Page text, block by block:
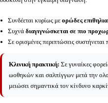
Συνδέεται κυρίως με ορώδες
Συχνά διαγιγνώσκεται σε πιο
Σε ορισμένες περιπτώσεις συστήνεται
Κλινική πρακτική: Σε γυναίκες
ωοθηκών και σαλπίγγων μετά την
μειώσει σημαντικά τον κίνδυνο